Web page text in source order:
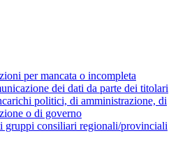
per mancata o incompleta
dei dati da parte dei titolari
politici, di amministrazione, di
o di governo
gruppi consiliari regionali/provinciali